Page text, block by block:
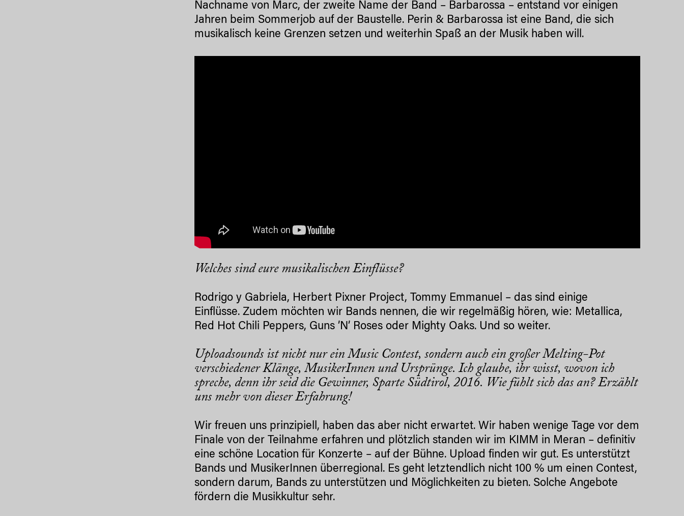
Nachname von Marc, der zweite Name der Band – Barbarossa – entstand vor einigen
Jahren beim Sommerjob auf der Baustelle. Perin & Barbarossa ist eine Band, die sich
musikalisch keine Grenzen setzen und weiterhin Spaß an der Musik haben will.
Welches sind eure musikalischen Einflüsse?
Rodrigo y Gabriela, Herbert Pixner Project, Tommy Emmanuel – das sind einige
Einflüsse. Zudem möchten wir Bands nennen, die wir regelmäßig hören, wie: Metallica,
Red Hot Chili Peppers, Guns ’N’ Roses oder Mighty Oaks. Und so weiter.
Uploadsounds ist nicht nur ein Music Contest, sondern auch ein großer Melting-Pot
verschiedener Klänge, MusikerInnen und Ursprünge. Ich glaube, ihr wisst, wovon ich
spreche, denn ihr seid die Gewinner, Sparte Südtirol, 2016. Wie fühlt sich das an? Erzählt
uns mehr von dieser Erfahrung!
Wir freuen uns prinzipiell, haben das aber nicht erwartet. Wir haben wenige Tage vor dem
Finale von der Teilnahme erfahren und plötzlich standen wir im KIMM in Meran – definitiv
eine schöne Location für Konzerte – auf der Bühne. Upload finden wir gut. Es unterstützt
Bands und MusikerInnen überregional. Es geht letztendlich nicht 100 % um einen Contest,
sondern darum, Bands zu unterstützen und Möglichkeiten zu bieten. Solche Angebote
fördern die Musikkultur sehr.